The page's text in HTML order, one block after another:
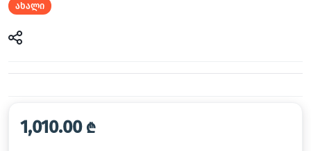
ახალი
1,010.00 ₾